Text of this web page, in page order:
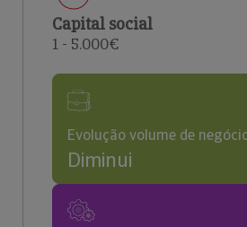
Capital social
1 - 5.000€
Evolução volume de
Diminui